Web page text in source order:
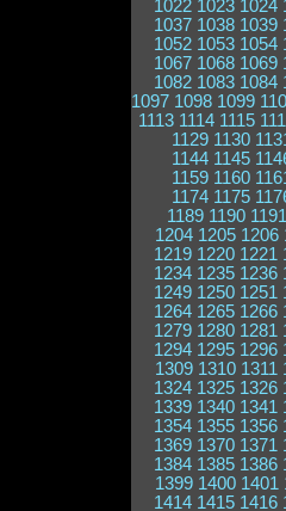
1022 1023 1024
1037 1038 1039
1052 1053 1054
1067 1068 1069
1082 1083 1084
1097 1098 1099
1113 1114 1115
1129 1130 1131
1144 1145
1159 1160 1161
1174 1175
1189 1190 1191
1204 1205 1206
1219 1220 1221
1234 1235 1236
1249 1250 1251
1264 1265 1266
1279 1280 1281
1294 1295 1296
1309 1310 1311
1324 1325 1326
1339 1340 1341
1354 1355 1356
1369 1370 1371
1384 1385 1386
1399 1400 1401
1414 1415 1416